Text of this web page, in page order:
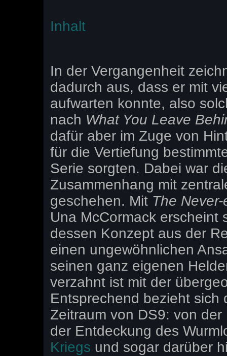
Inhalt
In der Vergangenheit
dadurch aus, dass er mit
aufwarten konnte, also
nach What You Leave
dafür aber im Zuge von
für die Vertiefung
Serie sorgten. Dabei war
Zusammenhang mit
geschehen. Mit The
Una McCormack erscheint
dessen Konzept aus der
einen ungewöhnlichen
seinen ganz eigenen
verzahnt ist mit der
Entsprechend bezieht
Zeitraum von DS9: von
der Entdeckung des
Kriegs und sogar darüber